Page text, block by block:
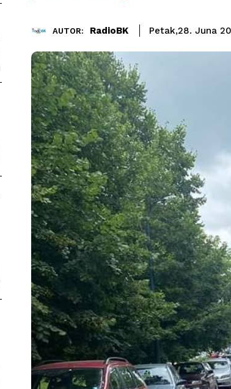
AUTOR: RadioBK Petak,28. Juna